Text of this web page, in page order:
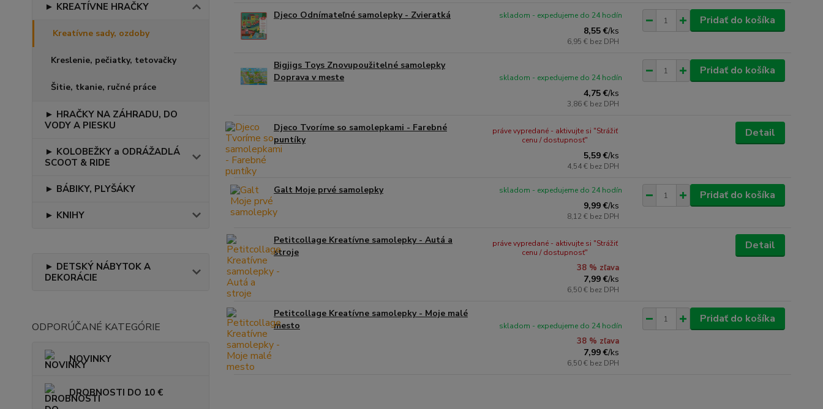
► KREATÍVNE HRAČKY
Kreatívne sady, ozdoby
Kreslenie, pečiatky, tetovačky
Šitie, tkanie, ručné práce
► HRAČKY NA ZÁHRADU, DO
VODY A PIESKU
► KOLOBEŽKY a ODRÁŽADLÁ
SCOOT & RIDE
► BÁBIKY, PLYŠÁKY
► KNIHY
► DETSKÝ NÁBYTOK A
DEKORÁCIE
ODPORÚČANÉ KATEGÓRIE
NOVINKY
DROBNOSTI DO 10 €
Djeco Odnímateľné samolepky - Zvieratká
8,55 €/ks
6,95 € bez DPH
skladom - expedujeme do 24 hodín Pridať do košíka
Bigjigs Toys Znovupoužitelné samolepky
Doprava v meste
4,75 €/ks
3,86 € bez DPH
skladom - expedujeme do 24 hodín
Pridať do košíka
Djeco Tvoríme so samolepkami - Farebné
puntíky
5,59 €/ks
4,54 € bez DPH
práve vypredané - aktivujte si "Strážiť
cenu / dostupnosť"
Detail
Galt Moje prvé samolepky
9,99 €/ks
8,12 € bez DPH
skladom - expedujeme do 24 hodín Pridať do košíka
Petitcollage Kreatívne samolepky - Autá a
stroje
38 % zľava
7,99 €/ks
6,50 € bez DPH
práve vypredané - aktivujte si "Strážiť
cenu / dostupnosť"
Detail
Petitcollage Kreatívne samolepky - Moje malé
mesto
38 % zľava
7,99 €/ks
6,50 € bez DPH
skladom - expedujeme do 24 hodín
Pridať do košíka